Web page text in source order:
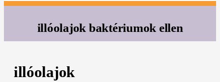
illóolajok baktériumok ellen
illóolajok